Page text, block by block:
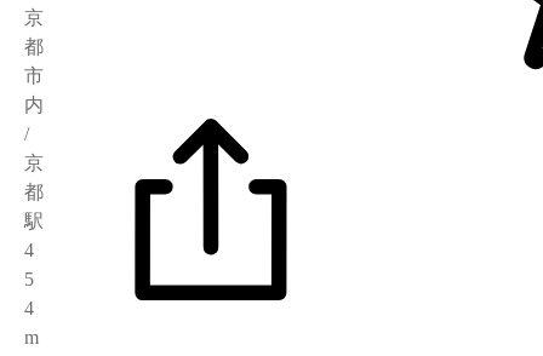
京
都
市
内
/
京
都
駅
4
5
4
m